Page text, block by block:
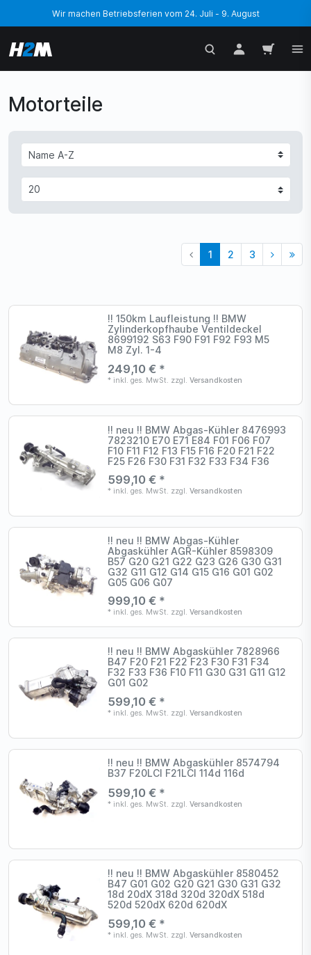
Wir machen Betriebsferien vom 24. Juli - 9. August
Motorteile
1 2 3
!! 150km Laufleistung !! BMW
Zylinderkopfhaube Ventildeckel
8699192 S63 F90 F91 F92 F93 M5
M8 Zyl. 1-4
249,10 € *
* inkl. ges. MwSt. zzgl.Versandkosten
!! neu !! BMW Abgas-Kühler 8476993
7823210 E70 E71 E84 F01 F06 F07
F10 F11 F12 F13 F15 F16 F20 F21 F22
F25 F26 F30 F31 F32 F33 F34 F36
599,10 € *
* inkl. ges. MwSt. zzgl.Versandkosten
!! neu !! BMW Abgas-Kühler
Abgaskühler AGR-Kühler 8598309
B57 G20 G21 G22 G23 G26 G30 G31
G32 G11 G12 G14 G15 G16 G01 G02
G05 G06 G07
999,10 € *
* inkl. ges. MwSt. zzgl.Versandkosten
!! neu !! BMW Abgaskühler 7828966
B47 F20 F21 F22 F23 F30 F31 F34
F32 F33 F36 F10 F11 G30 G31 G11 G12
G01 G02
599,10 € *
* inkl. ges. MwSt. zzgl.Versandkosten
!! neu !! BMW Abgaskühler 8574794
B37 F20LCI F21LCI 114d 116d
599,10 € *
* inkl. ges. MwSt. zzgl.Versandkosten
!! neu !! BMW Abgaskühler 8580452
B47 G01 G02 G20 G21 G30 G31 G32
18d 20dX 318d 320d 320dX 518d
520d 520dX 620d 620dX
599,10 € *
* inkl. ges. MwSt. zzgl.Versandkosten